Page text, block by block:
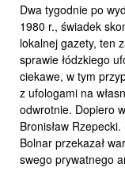
Dwa tygodnie po
1980 r., świadek
lokalnej gazety, ten
sprawie łódzkiego
ciekawe, w tym
z ufologami na
odwrotnie. Dopiero
Bronisław
Bolnar przekazał
swego prywatnego